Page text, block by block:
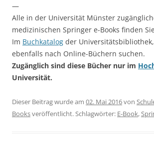
—
Alle in der Universität Münster
medizinischen Springer e-Books finden
Im Buchkatalog der
ebenfalls nach Online-Büchern suchen.
Zugänglich sind diese Bücher nur im
Universität.
Dieser Beitrag wurde am 02. Mai 2016von
Booksveröffentlicht. Schlagwörter: E-Book,